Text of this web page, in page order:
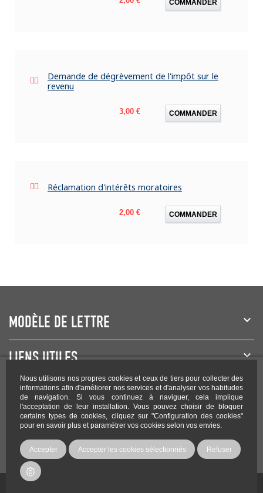
Nous utilisons nos propres cookies et ceux de tiers pour collecter des
informations afin d'améliorer nos services et d'analyser vos habitudes
de navigation. Si vous continuez à naviguer, cela implique
l'acceptation de leur installation. Vous pouvez choisir de bloquer
certains types de cookies, cliquez sur "Configuration des cookies"
pour en savoir plus et paramétrer vos cookies selon vos envies.
Accepter Accepter les cookies sélectionnés Refuser
COMMANDER
Demande de dégrèvement de l'impôt sur le
revenu
Prix
3,00 € COMMANDER
Réclamation d'intérêts moratoires
Prix
2,00 € COMMANDER
MODÈLE DE LETTRE
LIENS UTILES
NEWSLETTER